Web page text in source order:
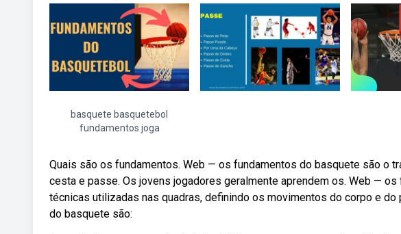
basquete basquetebol
fundamentos joga
Quais são os fundamentos. Web — os fundamentos do basquete são o
cesta e passe. Os jovens jogadores geralmente aprendem os. Web —
técnicas utilizadas nas quadras, definindo os movimentos do corpo e
do basquete são: